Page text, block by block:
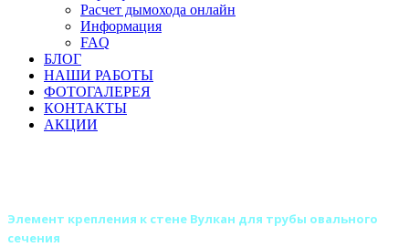
Расчет дымохода онлайн
Информация
FAQ
БЛОГ
НАШИ РАБОТЫ
ФОТОГАЛЕРЕЯ
КОНТАКТЫ
АКЦИИ
Элемент крепления к стене Вулкан для трубы овального
сечения